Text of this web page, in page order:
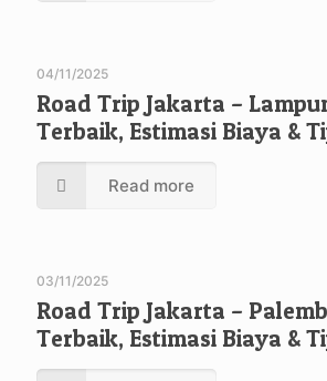
04/11/2025
Road Trip Jakarta –
Terbaik, Estimasi Biaya &
Read more
03/11/2025
Road Trip Jakarta –
Terbaik, Estimasi Biaya &